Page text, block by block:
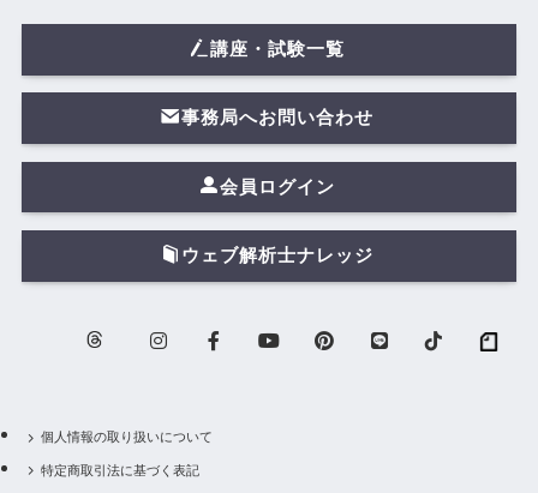
講座・試験一覧
事務局へお問い合わせ
会員ログイン
ウェブ解析士ナレッジ
個人情報の取り扱いについて
特定商取引法に基づく表記